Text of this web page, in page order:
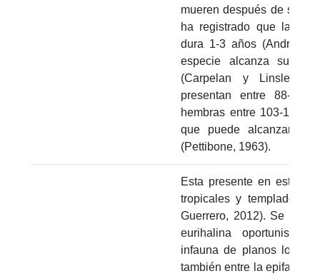
mueren después de su
ha registrado que la
dura 1-3 años (Andries,
especie alcanza su
(Carpelan y Linsley,
presentan entre 88-98
hembras entre 103-125
que puede alcanzar
(Pettibone, 1963).
Esta presente en
tropicales y templados,
Guerrero, 2012). Se le
eurihalina oportunista,
infauna de planos
también entre la epifauna